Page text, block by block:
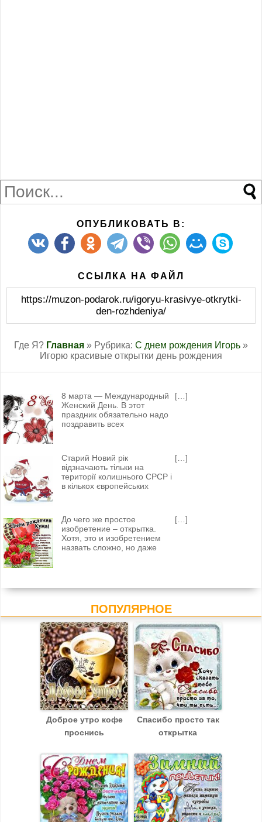
ОПУБЛИКОВАТЬ В:
ССЫЛКА НА ФАЙЛ
https://muzon-podarok.ru/igoryu-krasivye-otkrytki-
den-rozhdeniya/
Где Я? Главная » Рубрика: С днем рождения Игорь »
Игорю красивые открытки день рождения
8 марта — Международный
Женский День. В этот
праздник обязательно надо
поздравить всех
[…]
Старий Новий рік
відзначають тільки на
території колишнього СРСР і
в кількох європейських
[…]
До чего же простое
изобретение – открытка.
Хотя, это и изобретением
назвать сложно, но даже
[…]
ПОПУЛЯРНОЕ
Доброе утро кофе
проснись
Спасибо просто так
открытка